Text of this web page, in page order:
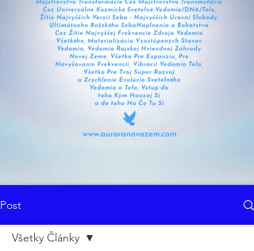
Post
Všetky Články